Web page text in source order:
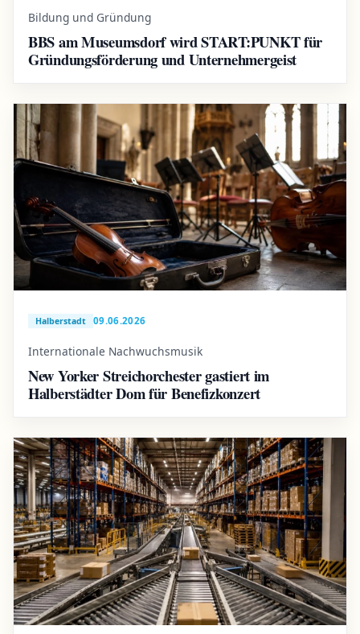
Bildung und Gründung
BBS am Museumsdorf wird START:PUNKT für
Gründungsförderung und Unternehmergeist
Halberstadt 09.06.2026
Internationale Nachwuchsmusik
New Yorker Streichorchester gastiert im
Halberstädter Dom für Benefizkonzert